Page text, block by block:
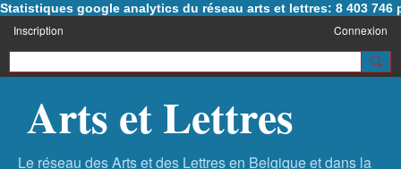
Statistiques google analytics du réseau arts et lettres: 8 403 746
Inscription Connexion
Arts et Lettres